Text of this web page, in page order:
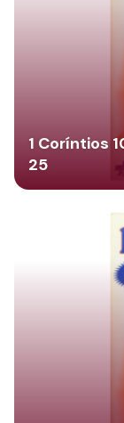
1 Coríntios
25